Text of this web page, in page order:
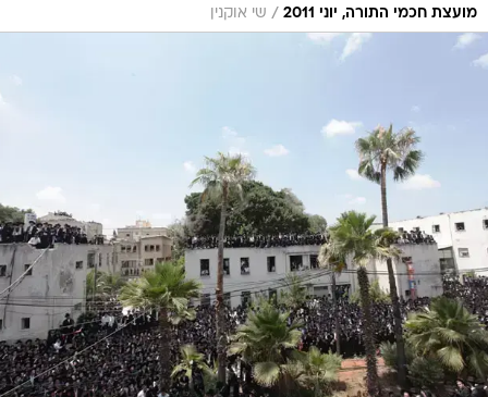
מועצת חכמי התורה, יוני 2011
/ שי אוקנין